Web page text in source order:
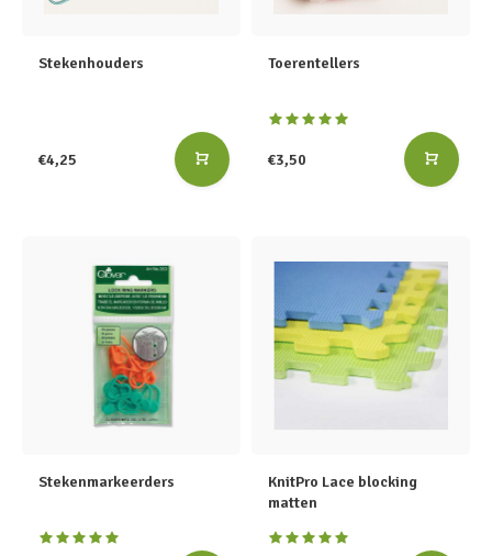
Stekenhouders
€4,25
Toerentellers
€3,50
Stekenmarkeerders
KnitPro Lace blocking
matten